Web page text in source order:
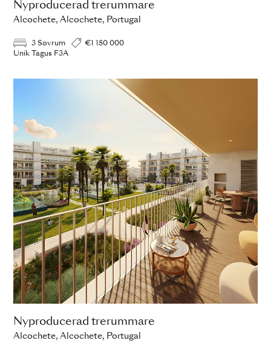
Nyproducerad trerummare
Alcochete, Alcochete, Portugal
3 Sovrum
€1 180 000
Unik Tagus F3A
Nyproducerad trerummare
Alcochete, Alcochete, Portugal